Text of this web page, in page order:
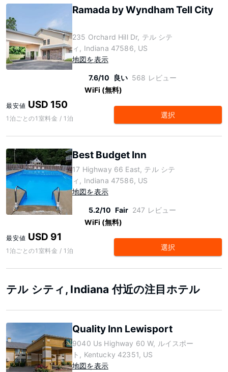
Ramada by Wyndham Tell City
235 Orchard Hill Dr, テル シテ
ィ, Indiana 47586, US
地図を表示
7.6/10 良い 568 レビュー
WiFi (無料)
最安値 USD 150
1泊ごとの1室料金 / 1泊 選択
Best Budget Inn
17 Highway 66 East, テル シテ
ィ, Indiana 47586, US
地図を表示
5.2/10 Fair 247 レビュー
WiFi (無料)
最安値 USD 91
1泊ごとの1室料金 / 1泊 選択
テル シティ, Indiana 付近の注目ホテル
Quality Inn Lewisport
9040 Us Highway 60 W, ルイスポー
ト, Kentucky 42351, US
地図を表示